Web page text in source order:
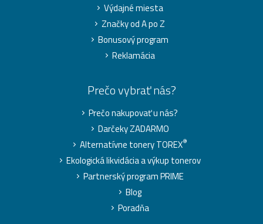
Výdajné miesta
Značky od A po Z
Bonusový program
Reklamácia
Prečo vybrať nás?
Prečo nakupovať u nás?
Darčeky ZADARMO
Alternatívne tonery TOREX®
Ekologická likvidácia a výkup tonerov
Partnerský program PRIME
Blog
Poradňa